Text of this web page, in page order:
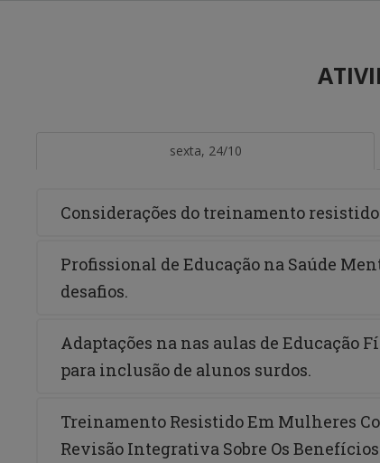
sexta, 24/10
Considerações do treinamento
Profissional de Educação na Saúde
desafios.
Adaptações na nas aulas de Educação
para inclusão de alunos surdos.
Treinamento Resistido Em Mulheres
Revisão Integrativa Sobre Os